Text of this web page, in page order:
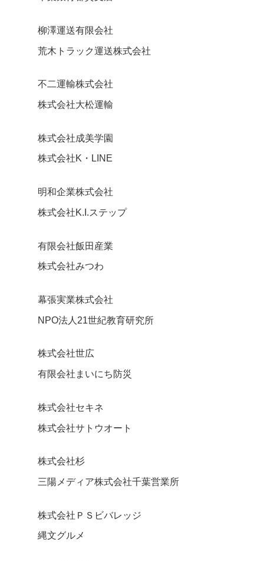
柳澤運送有限会社
荒木トラック運送株式会社
不二運輸株式会社
株式会社大松運輸
株式会社成美学園
株式会社K・LINE
明和企業株式会社
株式会社K.I.ステップ
有限会社飯田産業
株式会社みつわ
幕張実業株式会社
NPO法人21世紀教育研究所
株式会社世広
有限会社まいにち防災
株式会社セキネ
株式会社サトウオート
株式会社杉
三陽メディア株式会社千葉営業所
株式会社ＰＳビバレッジ
縄文グルメ